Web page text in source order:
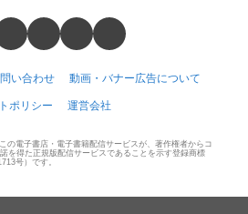
い合わせ 動画・バナー広告について
ポリシー 運営会社
の電子書店・電子書籍配信サービスが、著作権者からコ
を得た正規版配信サービスであることを示す登録商標
号）です。